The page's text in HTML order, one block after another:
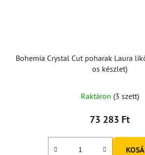
Bohemia Crystal Cut poharak Laura
os készlet)
Raktáron (3 szett)
73 283 Ft